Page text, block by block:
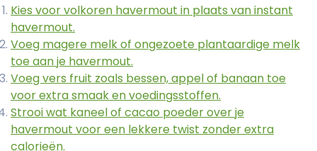
Kies voor volkoren havermout in plaats van instant
havermout.
Voeg magere melk of ongezoete plantaardige melk
toe aan je havermout.
Voeg vers fruit zoals bessen, appel of banaan toe
voor extra smaak en voedingsstoffen.
Strooi wat kaneel of cacao poeder over je
havermout voor een lekkere twist zonder extra
calorieën.